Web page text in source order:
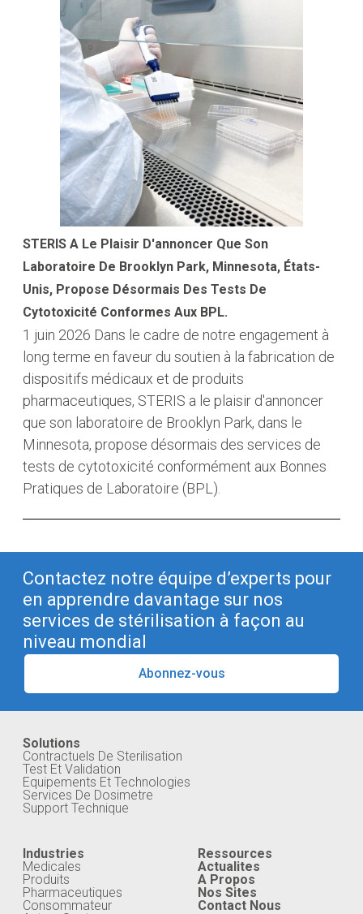
STERIS A Le Plaisir D'annoncer Que Son
Laboratoire De Brooklyn Park, Minnesota, États-
Unis, Propose Désormais Des Tests De
Cytotoxicité Conformes Aux BPL.
1 juin 2026 Dans le cadre de notre engagement à
long terme en faveur du soutien à la fabrication de
dispositifs médicaux et de produits
pharmaceutiques, STERIS a le plaisir d'annoncer
que son laboratoire de Brooklyn Park, dans le
Minnesota, propose désormais des services de
tests de cytotoxicité conformément aux Bonnes
Pratiques de Laboratoire (BPL).
Contactez notre équipe d’experts pour
en apprendre davantage sur nos
services de stérilisation à façon au
niveau mondial
Abonnez-vous
Solutions
Contractuels De Sterilisation
Test Et Validation
Equipements Et Technologies
Services De Dosimetre
Support Technique
Industries
Medicales
Produits
Pharmaceutiques
Consommateur
Ressources
Actualites
A Propos
Nos Sites
Contact Nous